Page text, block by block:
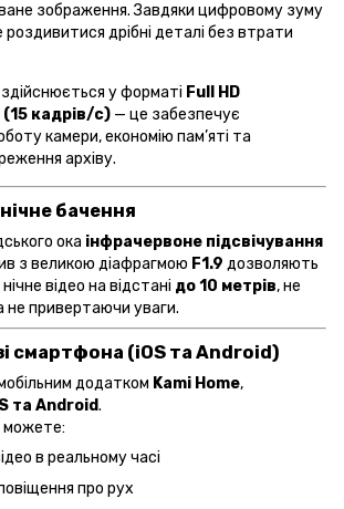
зображення. Завдяки цифровому зуму
дрібні деталі без втрати
у форматі Full HD
кадрів/с) — це забезпечує
камери, економію пам’яті та
архіву.
бачення
ока інфрачервоне підсвічування
з великою діафрагмою F1.9 дозволяють
відео на відстані до 10 метрів, не
привертаючи уваги.
смартфона (iOS та Android)
додатком Kami Home,
та Android.
можете:
в реальному часі
про рух